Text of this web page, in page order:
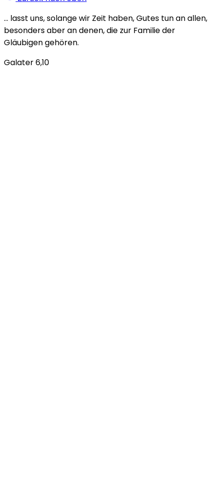
… lasst uns, solange wir Zeit haben, Gutes tun an allen,
besonders aber an denen, die zur Familie der
Gläubigen gehören.
Galater 6,10